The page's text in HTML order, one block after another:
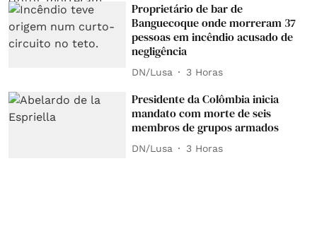
Proprietário de bar de
Banguecoque onde morreram 37
pessoas em incêndio acusado de
negligência
DN/Lusa 3 Horas
Presidente da Colômbia inicia
mandato com morte de seis
membros de grupos armados
DN/Lusa 3 Horas